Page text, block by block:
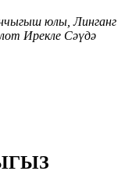
юлы, Линганг
Ирекле Сәүдә